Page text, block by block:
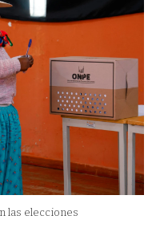
las elecciones